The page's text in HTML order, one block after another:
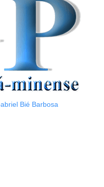
Bié Barbosa